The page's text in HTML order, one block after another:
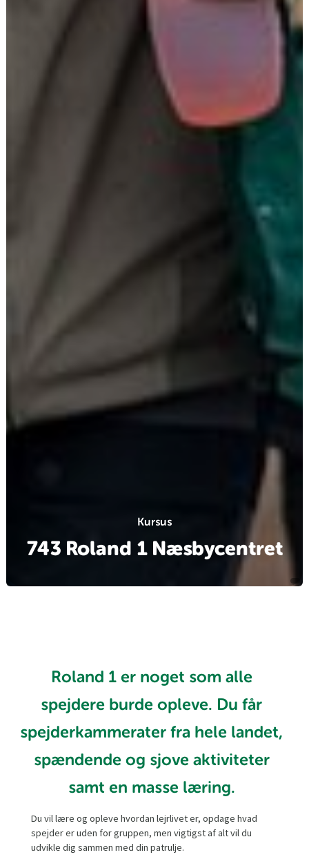
Kursus
743 Roland 1 Næsbycentret
Roland 1 er noget som alle
spejdere burde opleve. Du får
spejderkammerater fra hele landet,
spændende og sjove aktiviteter
samt en masse læring.
Du vil lære og opleve hvordan lejrlivet er, opdage hvad
spejder er uden for gruppen, men vigtigst af alt vil du
udvikle dig sammen med din patrulje.